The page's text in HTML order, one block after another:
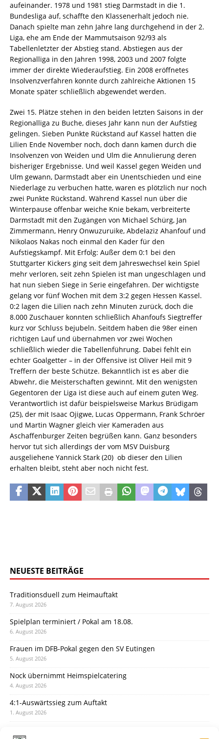
aufeinander. 1978 und 1981 stieg Darmstadt in die 1.
Bundesliga auf, schaffte den Klassenerhalt jedoch nie.
Danach spielte man zehn Jahre lang durchgehend in der 2.
Liga, ehe am Ende der Mammutsaison 92/93 als
Tabellenletzter der Abstieg stand. Abstiegen aus der
Regionalliga in den Jahren 1998, 2003 und 2007 folgte
immer der direkte Wiederaufstieg. Ein 2008 eröffnetes
Insolvenzverfahren konnte durch zahlreiche Aktionen 15
Monate später schließlich abgewendet werden.
Zwei 15. Plätze stehen in den beiden letzten Saisons in der
Regionalliga zu Buche, dieses Jahr kann nun der Aufstieg
gelingen. Sieben Punkte Rückstand auf Kassel hatten die
Lilien Ende November noch, doch dann kamen durch die
Insolvenzen von Weiden und Ulm die Annulierung deren
bisheriger Ergebnisse. Und weil Kassel gegen Weiden und
Ulm gewann, Darmstadt aber ein Unentschieden und eine
Niederlage zu verbuchen hatte, waren es plötzlich nur noch
zwei Punkte Rückstand. Während Kassel nun über die
Winterpause offenbar weiche Knie bekam, verbreiterte
Darmstadt mit den Zugängen von Michael Schürg, Jan
Zimmermann, Henry Onwuzuruike, Abdelaziz Ahanfouf und
Nikolaos Nakas noch einmal den Kader für den
Aufstiegskampf. Mit Erfolg: Außer dem 0:1 bei den
Stuttgarter Kickers ging seit dem Jahreswechsel kein Spiel
mehr verloren, seit zehn Spielen ist man ungeschlagen und
hat nun sieben Siege in Serie eingefahren. Der wichtigste
gelang vor fünf Wochen mit dem 3:2 gegen Hessen Kassel.
0:2 lagen die Lilien nach zehn Minuten zurück, doch die
8.000 Zuschauer konnten schließlich Ahanfoufs Siegtreffer
kurz vor Schluss bejubeln. Seitdem haben die 98er einen
richtigen Lauf und übernahmen vor zwei Wochen
schließlich wieder die Tabellenführung. Dabei fehlt ein
echter Goalgetter – in der Offensive ist Oliver Heil mit 9
Treffern der beste Schütze. Bekanntlich ist es aber die
Abwehr, die Meisterschaften gewinnt. Mit den wenigsten
Gegentoren der Liga ist diese auch auf einem guten Weg.
Verantwortlich ist dafür beispielsweise Markus Brüdigam
(25), der mit Isaac Ojigwe, Lucas Oppermann, Frank Schröer
und Martin Wagner gleich vier Kameraden aus
Aschaffenburger Zeiten begrüßen kann. Ganz besonders
hervor tut sich allerdings der vom MSV Duisburg
ausgeliehene Yannick Stark (20)  ob dieser den Lilien
erhalten bleibt, steht aber noch nicht fest.
NEUESTE BEITRÄGE
Traditionsduell zum Heimauftakt
7. August 2026
Spielplan terminiert / Pokal am 18.08.
6. August 2026
Frauen im DFB-Pokal gegen den SV Eutingen
5. August 2026
Nock übernimmt Heimspielcatering
4. August 2026
4:1-Auswärtssieg zum Auftakt
1. August 2026